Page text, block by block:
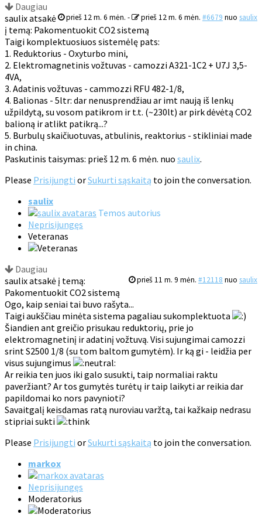
Daugiau
prieš 12 m. 6 mėn. - prieš 12 m. 6 mėn. #6679 nuo saulix
saulix atsakė
į temą: Pakomentuokit CO2 sistemą
Taigi komplektuosiuos sistemėlę pats:
1. Reduktorius - Oxyturbo mini,
2. Elektromagnetinis vožtuvas - camozzi A321-1C2 + U7J 3,5-
4VA,
3. Adatinis vožtuvas - cammozzi RFU 482-1/8,
4. Balionas - 5ltr: dar nenusprendžiau ar imt naują iš lenkų
užpildytą, su vosom patikrom ir t.t. (~230lt) ar pirk dėvėtą CO2
balioną ir atlikt patikrą...?
5. Burbulų skaičiuotuvas, atbulinis, reaktorius - stikliniai made
in china.
Paskutinis taisymas: prieš 12 m. 6 mėn. nuo saulix.
Please Prisijungti orSukurti sąskaitą to join the conversation.
saulix
Temos autorius
Neprisijungęs
Veteranas
Daugiau
prieš 11 m. 9 mėn. #12118 nuo saulix
saulix atsakė į temą:
Pakomentuokit CO2 sistemą
Ogo, kaip seniai tai buvo rašyta...
Taigi aukščiau minėta sistema pagaliau sukomplektuota
Šiandien ant greičio prisukau reduktorių, prie jo
elektromagnetinį ir adatinį vožtuvą. Visi sujungimai camozzi
srint S2500 1/8 (su tom baltom gumytėm). Ir ką gi - leidžia per
visus sujungimus
Ar reikia ten juos iki galo susukti, taip normaliai raktu
paveržiant? Ar tos gumytės turėtų ir taip laikyti ar reikia dar
papildomai ko nors pavynioti?
Savaitgalį keisdamas ratą nuroviau varžtą, tai kažkaip nedrasu
stipriai sukti
Please Prisijungti orSukurti sąskaitą to join the conversation.
markox
Neprisijungęs
Moderatorius